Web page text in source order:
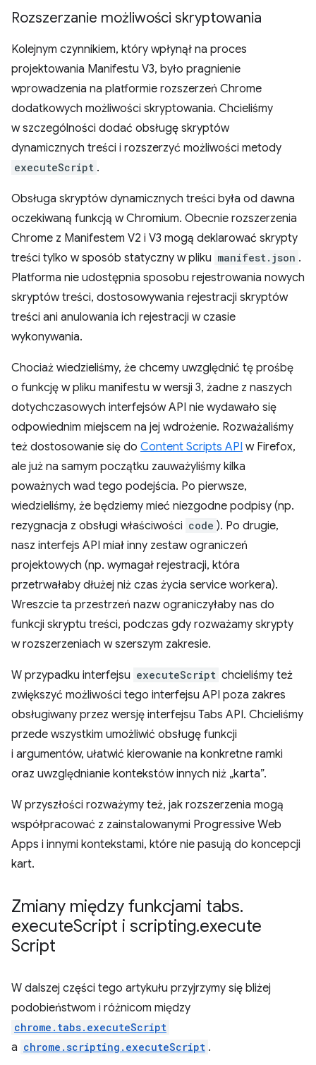
Rozszerzanie możliwości skryptowania
Kolejnym czynnikiem, który wpłynął na proces
projektowania Manifestu V3, było pragnienie
wprowadzenia na platformie rozszerzeń Chrome
dodatkowych możliwości skryptowania. Chcieliśmy
w szczególności dodać obsługę skryptów
dynamicznych treści i rozszerzyć możliwości metody
executeScript .
Obsługa skryptów dynamicznych treści była od dawna
oczekiwaną funkcją w Chromium. Obecnie rozszerzenia
Chrome z Manifestem V2 i V3 mogą deklarować skrypty
treści tylko w sposób statyczny w pliku manifest.json .
Platforma nie udostępnia sposobu rejestrowania nowych
skryptów treści, dostosowywania rejestracji skryptów
treści ani anulowania ich rejestracji w czasie
wykonywania.
Chociaż wiedzieliśmy, że chcemy uwzględnić tę prośbę
o funkcję w pliku manifestu w wersji 3, żadne z naszych
dotychczasowych interfejsów API nie wydawało się
odpowiednim miejscem na jej wdrożenie. Rozważaliśmy
też dostosowanie się do Content Scripts API w Firefox,
ale już na samym początku zauważyliśmy kilka
poważnych wad tego podejścia. Po pierwsze,
wiedzieliśmy, że będziemy mieć niezgodne podpisy (np.
rezygnacja z obsługi właściwości code ). Po drugie,
nasz interfejs API miał inny zestaw ograniczeń
projektowych (np. wymagał rejestracji, która
przetrwałaby dłużej niż czas życia service workera).
Wreszcie ta przestrzeń nazw ograniczyłaby nas do
funkcji skryptu treści, podczas gdy rozważamy skrypty
w rozszerzeniach w szerszym zakresie.
W przypadku interfejsu executeScript chcieliśmy też
zwiększyć możliwości tego interfejsu API poza zakres
obsługiwany przez wersję interfejsu Tabs API. Chcieliśmy
przede wszystkim umożliwić obsługę funkcji
i argumentów, ułatwić kierowanie na konkretne ramki
oraz uwzględnianie kontekstów innych niż „karta”.
W przyszłości rozważymy też, jak rozszerzenia mogą
współpracować z zainstalowanymi Progressive Web
Apps i innymi kontekstami, które nie pasują do koncepcji
kart.
Zmiany między funkcjami tabs.
executeScript i scripting.execute
Script
W dalszej części tego artykułu przyjrzymy się bliżej
podobieństwom i różnicom między
chrome.tabs.executeScript
a chrome.scripting.executeScript .